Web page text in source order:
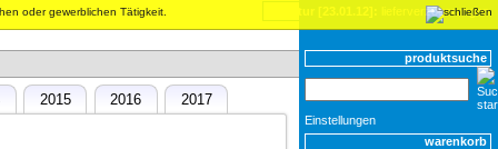
oder gewerblichen Tätigkeit. inventur [23.01.12]: lieferverzögerungen
2015 2016 2017
produktsuche
Einstellungen
warenkorb